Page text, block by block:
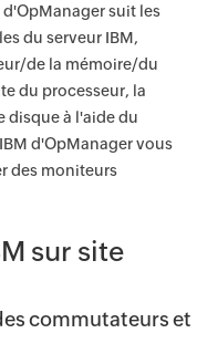
d'OpManager suit les
du serveur IBM,
de la mémoire/du
du processeur, la
disque à l'aide du
d'OpManager vous
des moniteurs
sur site
commutateurs et